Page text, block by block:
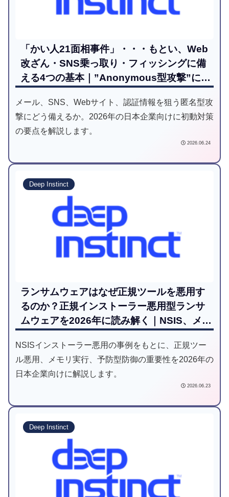
「かい人21面相事件」・・・もとい、Web
改ざん・SNS乗っ取り・フィッシングに備
える4つの基本｜”Anonymous型攻撃”に日
メール、SNS、Webサイト、認証情報を狙う匿名型攻
撃にどう備えるか。2026年の日本企業向けに初動対策
の要点を解説します。
2026.06.24
Deep Instinct
ランサムウェアはなぜ正規ツールを悪用す
るのか？正規インストーラー悪用型ランサ
ムウェアを2026年に読み解く｜NSIS、メモ
NSISインストーラー悪用の事例をもとに、正規ツー
ル悪用、メモリ実行、予防型防御の重要性を2026年の
日本企業向けに解説します。
2026.06.23
Deep Instinct